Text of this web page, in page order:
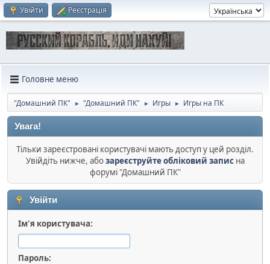
Увійти Реєстрація
Головне меню
"Домашний ПК" ► "Домашний ПК" ► Игры ► Игры на ПК
Увага!
Тільки зареєстровані користувачі мають доступ у цей розділ.
Увійдіть нижче, абозареєструйте обліковий записна
форумі "Домашний ПК"
Увійти
Ім'я користувача:
Пароль: